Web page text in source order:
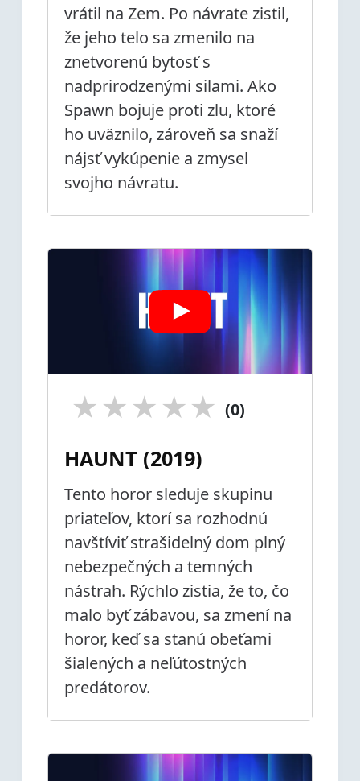
vrátil na Zem. Po návrate zistil,
že jeho telo sa zmenilo na
znetvorenú bytosť s
nadprirodzenými silami. Ako
Spawn bojuje proti zlu, ktoré
ho uväznilo, zároveň sa snaží
nájsť vykúpenie a zmysel
svojho návratu.
★
★
★
★
★ (0)
HAUNT (2019)
Tento horor sleduje skupinu
priateľov, ktorí sa rozhodnú
navštíviť strašidelný dom plný
nebezpečných a temných
nástrah. Rýchlo zistia, že to, čo
malo byť zábavou, sa zmení na
horor, keď sa stanú obeťami
šialených a neľútostných
predátorov.